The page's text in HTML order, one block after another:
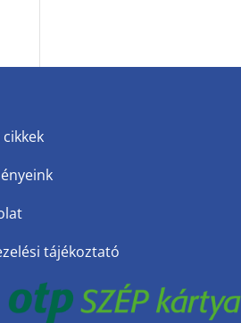
tájékoztató